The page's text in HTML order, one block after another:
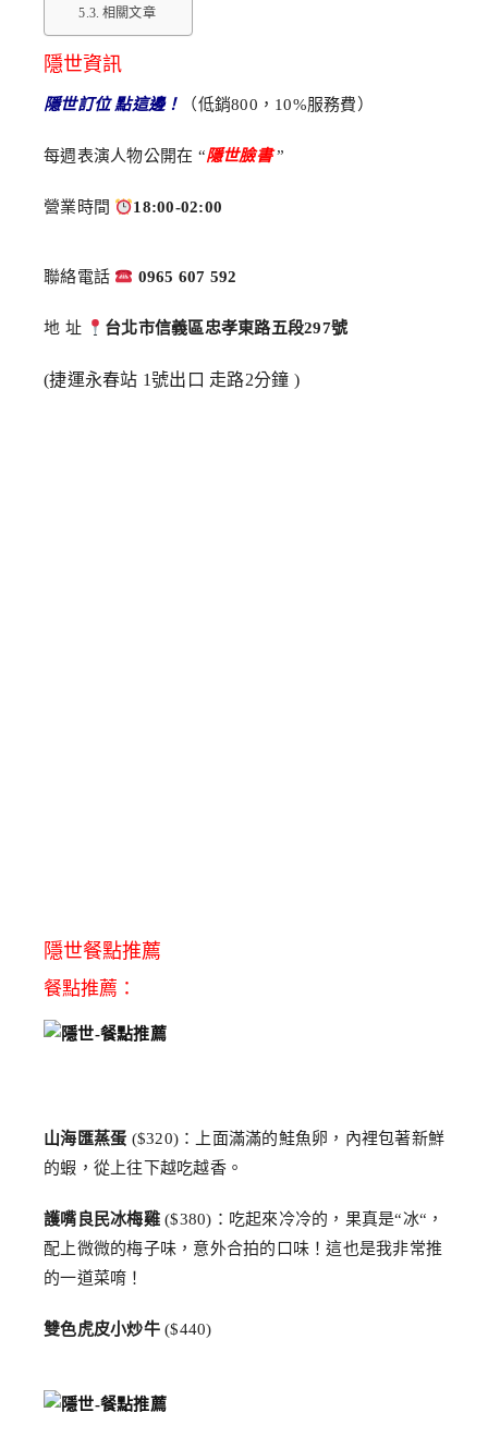
相關文章
隱世資訊
隱世訂位 點這邊！ （低銷800，10%服務費）
每週表演人物公開在 “隱世臉書 ”
營業時間 18:00-02:00
聯絡電話 0965 607 592
地 址 台北市信義區忠孝東路五段297號
(捷運永春站 1號出口 走路2分鐘 )
隱世餐點推薦
餐點推薦：
山海匯蒸蛋 ($320)：上面滿滿的鮭魚卵，內裡包著新鮮
的蝦，從上往下越吃越香。
護嘴良民冰梅雞($380)：吃起來冷冷的，果真是“冰“，
配上微微的梅子味，意外合拍的口味！這也是我非常推
的一道菜唷！
雙色虎皮小炒牛($440)